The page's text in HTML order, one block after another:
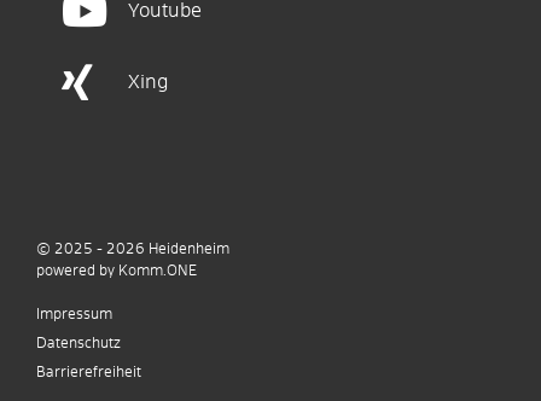
Youtube
Xing
© 2025 - 2026 Heidenheim
powered by Komm.ONE
Impressum
Datenschutz
Barrierefreiheit